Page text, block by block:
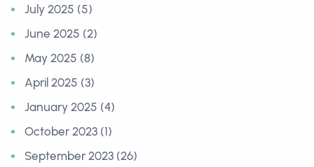
July 2025 (5)
June 2025 (2)
May 2025 (8)
April 2025 (3)
January 2025 (4)
October 2023 (1)
September 2023 (26)